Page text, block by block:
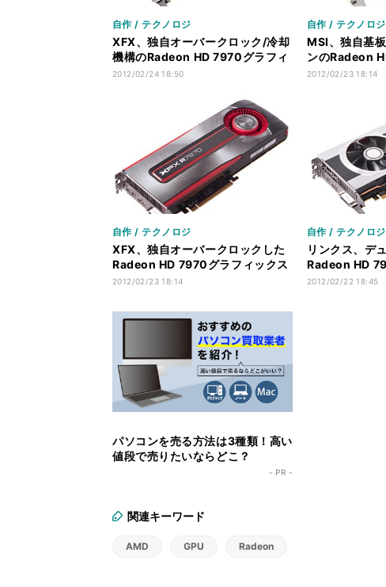
自作 / テクノロジ
XFX、独自オーバークロック/冷却
機構のRadeon HD 7970グラフィ
ックスカード
2012/02/24 18:50
自作 / テクノロジ
MSI、独自基
ンのRadeon
クスカード
2012/02/23 18:14
自作 / テクノロジ
XFX、独自オーバークロックした
Radeon HD 7970グラフィックス
カード
2012/02/23 18:14
自作 / テクノロジ
リンクス、デ
Radeon HD
カード
2012/02/22 18:45
パソコンを売る方法は3種類！高い
値段で売りたいならどこ？
- PR -
関連キーワード
AMD GPU Radeon